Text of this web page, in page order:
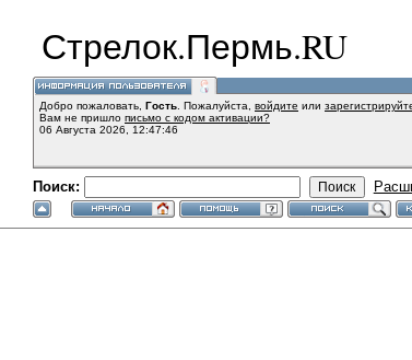
Стрелок.Пермь.RU
Добро пожаловать, Гость . Пожалуйста, войдите или
Вам не пришло письмо с кодом активации?
06 Августа 2026, 12:47:46
Поиск: